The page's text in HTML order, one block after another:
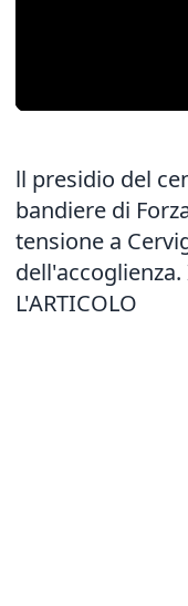
ll presidio del
bandiere di
tensione a
L'ARTICOLO